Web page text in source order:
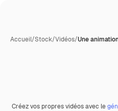
Accueil/Stock/Vidéos/Une
Créez vos propres vidéos avec le